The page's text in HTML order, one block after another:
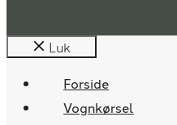
Luk
Forside
Vognkørsel